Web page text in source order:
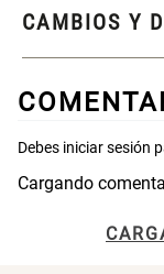
CAMBIOS Y
Cargando
Almohada
S/ 63.90